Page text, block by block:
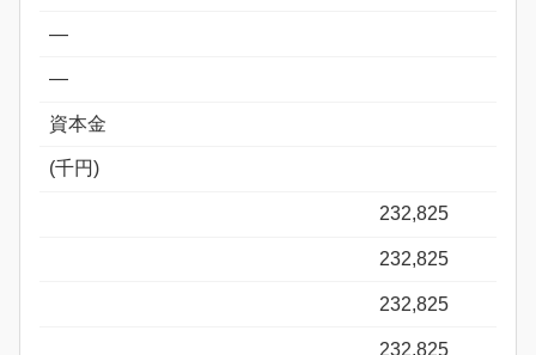
―
―
資本金
(千円)
232,825
232,825
232,825
232,825